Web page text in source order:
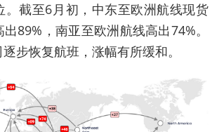
。截至6月初，中东至欧洲航线现货
89%，南亚至欧洲航线高出74%。
步恢复航班，涨幅有所缓和。